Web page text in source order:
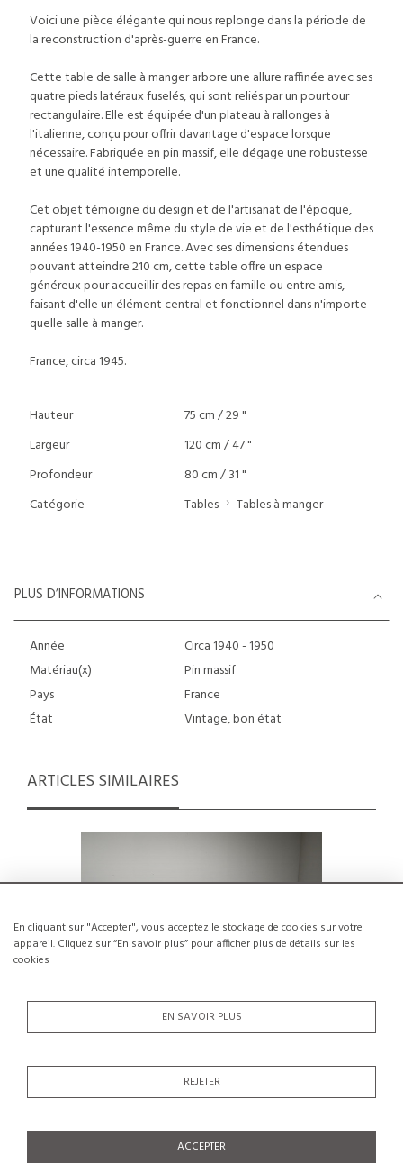
En cliquant sur "Accepter", vous acceptez le stockage de cookies sur votre
appareil. Cliquez sur “En savoir plus” pour afficher plus de détails sur les
cookies
EN SAVOIR PLUS
REJETER
ACCEPTER
Voici une pièce élégante qui nous replonge dans la période de
la reconstruction d'après-guerre en France.
Cette table de salle à manger arbore une allure raffinée avec ses
quatre pieds latéraux fuselés, qui sont reliés par un pourtour
rectangulaire. Elle est équipée d'un plateau à rallonges à
l'italienne, conçu pour offrir davantage d'espace lorsque
nécessaire. Fabriquée en pin massif, elle dégage une robustesse
et une qualité intemporelle.
Cet objet témoigne du design et de l'artisanat de l'époque,
capturant l'essence même du style de vie et de l'esthétique des
années 1940-1950 en France. Avec ses dimensions étendues
pouvant atteindre 210 cm, cette table offre un espace
généreux pour accueillir des repas en famille ou entre amis,
faisant d'elle un élément central et fonctionnel dans n'importe
quelle salle à manger.
France, circa 1945.
Hauteur
75 cm / 29 "
Largeur
120 cm / 47 "
Profondeur
80 cm / 31 "
Catégorie
Tables Tables à manger
PLUS D’INFORMATIONS
Année
Circa 1940 - 1950
Matériau(x)
Pin massif
Pays
France
État
Vintage, bon état
ARTICLES SIMILAIRES
Table et bancs en méleze par Christian
€11,000